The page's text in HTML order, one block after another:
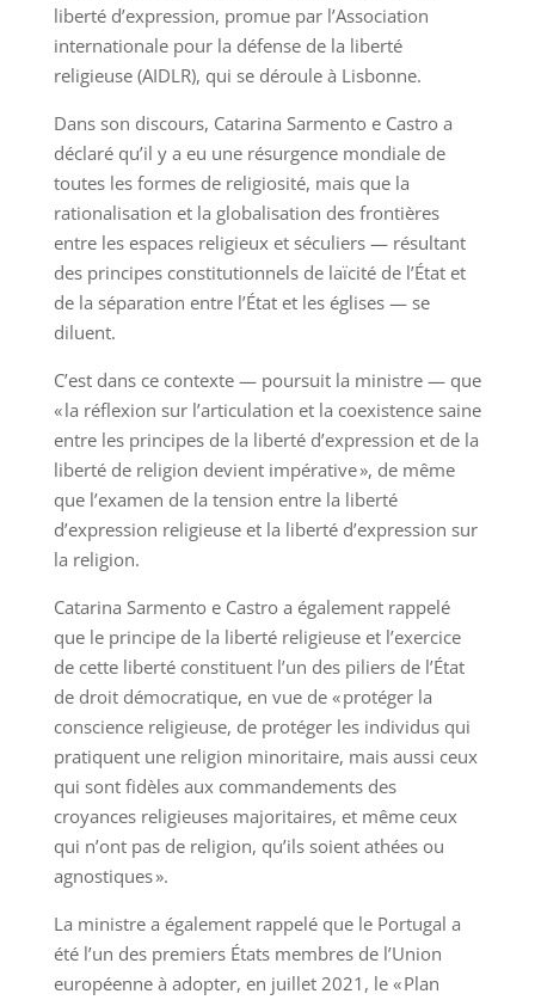
liberté d’expression, promue par l’Association
internationale pour la défense de la liberté
religieuse (AIDLR), qui se déroule à Lisbonne.
Dans son discours, Catarina Sarmento e Castro a
déclaré qu’il y a eu une résurgence mondiale de
toutes les formes de religiosité, mais que la
rationalisation et la globalisation des frontières
entre les espaces religieux et séculiers — résultant
des principes constitutionnels de laïcité de l’État et
de la séparation entre l’État et les églises — se
diluent.
C’est dans ce contexte — poursuit la ministre — que
« la réflexion sur l’articulation et la coexistence saine
entre les principes de la liberté d’expression et de la
liberté de religion devient impérative », de même
que l’examen de la tension entre la liberté
d’expression religieuse et la liberté d’expression sur
la religion.
Catarina Sarmento e Castro a également rappelé
que le principe de la liberté religieuse et l’exercice
de cette liberté constituent l’un des piliers de l’État
de droit démocratique, en vue de « protéger la
conscience religieuse, de protéger les individus qui
pratiquent une religion minoritaire, mais aussi ceux
qui sont fidèles aux commandements des
croyances religieuses majoritaires, et même ceux
qui n’ont pas de religion, qu’ils soient athées ou
agnostiques ».
La ministre a également rappelé que le Portugal a
été l’un des premiers États membres de l’Union
européenne à adopter, en juillet 2021, le « Plan